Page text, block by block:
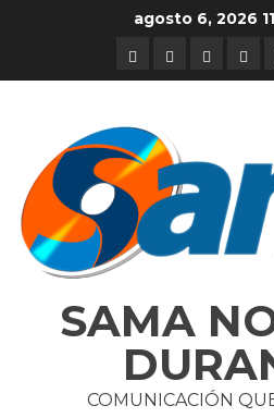
agosto 6, 2026
DURANGO
NACIONAL
SAMA
COMUNICACIÓN